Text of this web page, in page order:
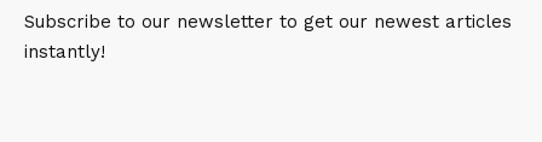
Subscribe to our newsletter to get our newest articles
instantly!